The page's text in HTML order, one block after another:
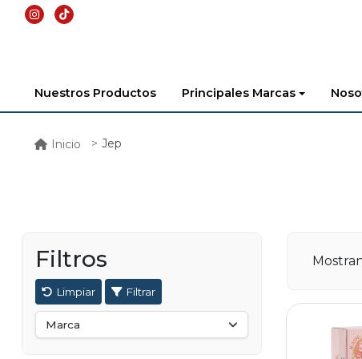
Nuestros Productos Principales Marcas
Inicio Jep
Filtros
Limpiar Filtrar
Marca